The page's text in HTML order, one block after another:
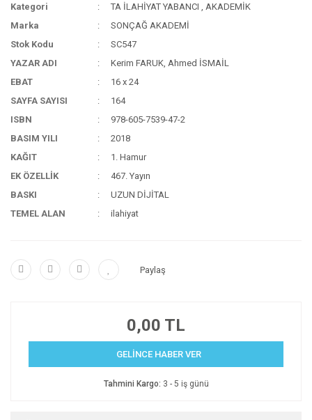
Kategori TA İLAHİYAT YABANCI ,AKADEMİK
Marka
SONÇAĞ AKADEMİ
Stok Kodu
SC547
YAZAR ADI
Kerim FARUK, Ahmed İSMAİL
EBAT
16 x 24
SAYFA SAYISI
164
ISBN
978-605-7539-47-2
BASIM YILI
2018
KAĞIT
1. Hamur
EK ÖZELLİK
467. Yayın
BASKI
UZUN DİJİTAL
TEMEL ALAN
ilahiyat
Paylaş
0,00 TL
GELİNCE HABER VER
Tahmini Kargo: 3 - 5 iş günü